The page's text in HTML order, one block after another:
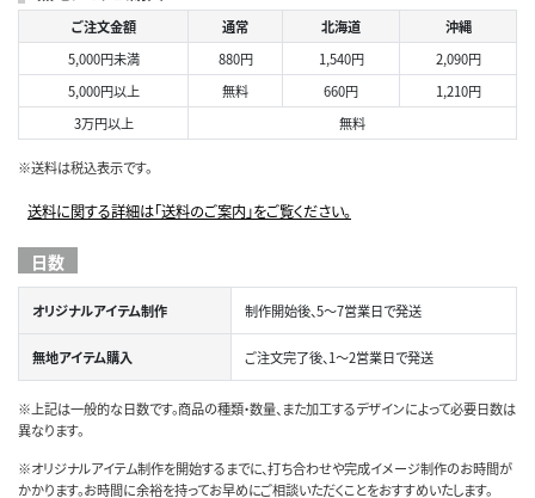
ご注文金額 通常 北海道
沖縄
5,000円未満
880円 1,540円
2,090円
5,000円以上
無料 660円
1,210円
3万円以上
無料
※送料は税込表示です。
送料に関する詳細は「送料のご案内」をご覧ください。
日数
オリジナルアイテム制作 制作開始後、5～7営業日で発送
無地アイテム購入 ご注文完了後、1～2営業日で発送
※上記は一般的な日数です。商品の種類・数量、また加工するデザインによって必要日数は
異なります。
※オリジナルアイテム制作を開始するまでに、打ち合わせや完成イメージ制作のお時間が
かかります。お時間に余裕を持ってお早めにご相談いただくことをおすすめいたします。